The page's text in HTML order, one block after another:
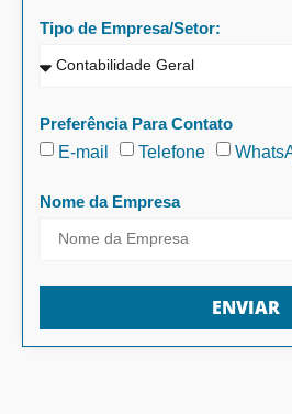
Tipo de Empresa/Setor:
Preferência Para Contato
E-mail
Telefone
Nome da Empresa
ENVIAR